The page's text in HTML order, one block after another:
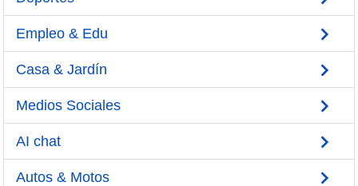
Empleo & Edu
Casa & Jardín
Medios Sociales
AI chat
Autos & Motos